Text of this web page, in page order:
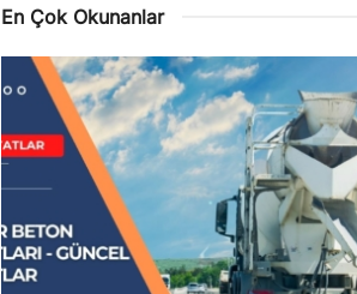
En Çok Okunanlar